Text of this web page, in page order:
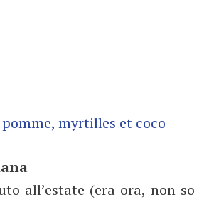
all’estate (era ora, non so